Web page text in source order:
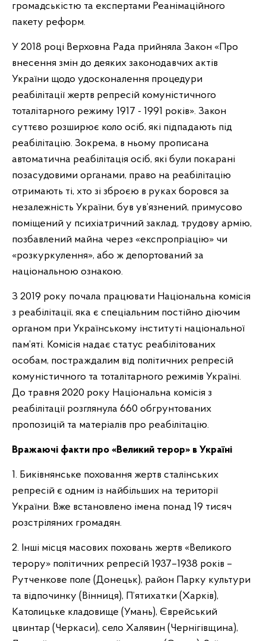
громадськістю та експертами Реанімаційного
пакету реформ.
У 2018 році Верховна Рада прийняла Закон «Про
внесення змін до деяких законодавчих актів
України щодо удосконалення процедури
реабілітації жертв репресій комуністичного
тоталітарного режиму 1917 - 1991 років». Закон
суттєво розширює коло осіб, які підпадають під
реабілітацію. Зокрема, в ньому прописана
автоматична реабілітація осіб, які були покарані
позасудовими органами, право на реабілітацію
отримають ті, хто зі зброєю в руках боровся за
незалежність України, був ув’язнений, примусово
поміщений у психіатричний заклад, трудову армію,
позбавлений майна через «експропріацію» чи
«розкуркулення», або ж депортований за
національною ознакою.
З 2019 року почала працювати Національна комісія
з реабілітації, яка є спеціальним постійно діючим
органом при Українському інституті національної
пам’яті. Комісія надає статус реабілітованих
особам, постраждалим від політичних репресій
комуністичного та тоталітарного режимів Україні.
До травня 2020 року Національна комісія з
реабілітації розглянула 660 обгрунтованих
пропозицій та матеріалів про реабілітацію.
Вражаючі факти про «Великий терор» в Україні
1. Биківнянське поховання жертв сталінських
репресій є одним із найбільших на території
України. Вже встановлено імена понад 19 тисяч
розстріляних громадян.
2. Інші місця масових поховань жертв «Великого
терору» політичних репресій 1937–1938 років –
Рутченкове поле (Донецьк), район Парку культури
та відпочинку (Вінниця), П’ятихатки (Харків),
Католицьке кладовище (Умань), Єврейський
цвинтар (Черкаси), село Халявин (Чернігівщина),